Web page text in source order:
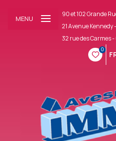
90 et 102 Grande
21 Avenue
32 rue des Carmes
0
MENU